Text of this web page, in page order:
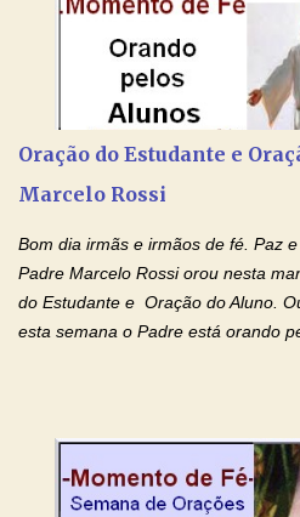
paz de Jesus Cristo e no amor de
Devoção e Fé Clique para acessar:
Rossi Site Padre Marcelo Rossi
Tocai, Cura! E Restaura! "Jesus, no
agora que as águas do meu
gerações, através de todas as
genealógica. Que o Sangue de
Oração do Estudante e
Marcelo Rossi
Bom dia irmãs e irmãos de fé. Paz
Padre Marcelo Rossi orou nesta
do Estudante e Oração do Aluno.
esta semana o Padre está orando
intelectualmente e espiritualmente
amor Ágape de Jesus e no amor
Fique com a paz de Jesus e o